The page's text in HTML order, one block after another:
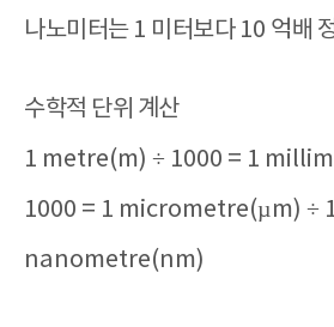
나노미터는 1 미터보다 10 억배
수학적 단위 계산
1 metre(m) ÷ 1000 = 1
1000 = 1 micrometre(µm) ÷
nanometre(nm)